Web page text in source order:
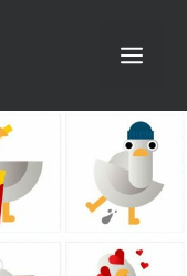
Menü